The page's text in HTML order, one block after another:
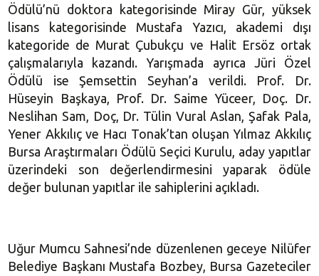
Ödülü’nü doktora kategorisinde Miray Gür, yüksek
lisans kategorisinde Mustafa Yazıcı, akademi dışı
kategoride de Murat Çubukçu ve Halit Ersöz ortak
çalışmalarıyla kazandı. Yarışmada ayrıca Jüri Özel
Ödülü ise Şemsettin Seyhan’a verildi. Prof. Dr.
Hüseyin Başkaya, Prof. Dr. Saime Yüceer, Doç. Dr.
Neslihan Sam, Doç, Dr. Tülin Vural Aslan, Şafak Pala,
Yener Akkılıç ve Hacı Tonak’tan oluşan Yılmaz Akkılıç
Bursa Araştırmaları Ödülü Seçici Kurulu, aday yapıtlar
üzerindeki son değerlendirmesini yaparak ödüle
değer bulunan yapıtlar ile sahiplerini açıkladı.
Uğur Mumcu Sahnesi’nde düzenlenen geceye Nilüfer
Belediye Başkanı Mustafa Bozbey, Bursa Gazeteciler